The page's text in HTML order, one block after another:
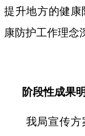
提升地方的健
康防护工作理念
阶段性成果
我局宣传方